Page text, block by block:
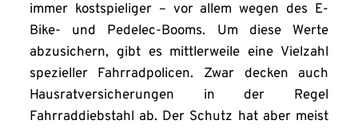
immer kostspieliger – vor allem wegen des E-
Bike- und Pedelec-Booms. Um diese Werte
abzusichern, gibt es mittlerweile eine Vielzahl
spezieller Fahrradpolicen. Zwar decken auch
Hausratversicherungen in der Regel
Fahrraddiebstahl ab. Der Schutz hat aber meist